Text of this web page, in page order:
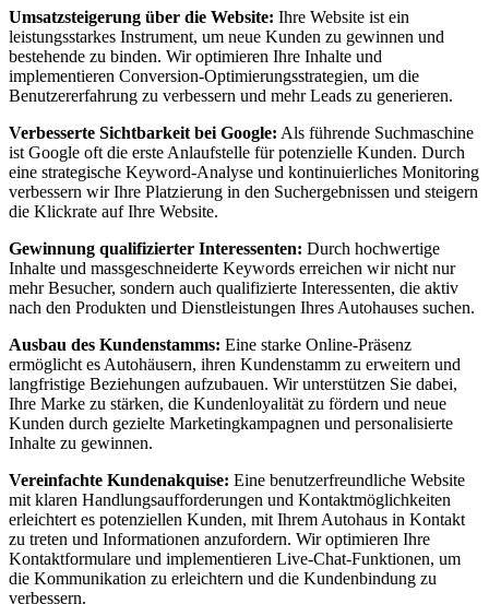
Umsatzsteigerung über die Website: Ihre Website ist ein
leistungsstarkes Instrument, um neue Kunden zu gewinnen und
bestehende zu binden. Wir optimieren Ihre Inhalte und
implementieren Conversion-Optimierungsstrategien, um die
Benutzererfahrung zu verbessern und mehr Leads zu generieren.
Verbesserte Sichtbarkeit bei Google: Als führende Suchmaschine
ist Google oft die erste Anlaufstelle für potenzielle Kunden. Durch
eine strategische Keyword-Analyse und kontinuierliches Monitoring
verbessern wir Ihre Platzierung in den Suchergebnissen und steigern
die Klickrate auf Ihre Website.
Gewinnung qualifizierter Interessenten: Durch hochwertige
Inhalte und massgeschneiderte Keywords erreichen wir nicht nur
mehr Besucher, sondern auch qualifizierte Interessenten, die aktiv
nach den Produkten und Dienstleistungen Ihres Autohauses suchen.
Ausbau des Kundenstamms: Eine starke Online-Präsenz
ermöglicht es Autohäusern, ihren Kundenstamm zu erweitern und
langfristige Beziehungen aufzubauen. Wir unterstützen Sie dabei,
Ihre Marke zu stärken, die Kundenloyalität zu fördern und neue
Kunden durch gezielte Marketingkampagnen und personalisierte
Inhalte zu gewinnen.
Vereinfachte Kundenakquise: Eine benutzerfreundliche Website
mit klaren Handlungsaufforderungen und Kontaktmöglichkeiten
erleichtert es potenziellen Kunden, mit Ihrem Autohaus in Kontakt
zu treten und Informationen anzufordern. Wir optimieren Ihre
Kontaktformulare und implementieren Live-Chat-Funktionen, um
die Kommunikation zu erleichtern und die Kundenbindung zu
verbessern.